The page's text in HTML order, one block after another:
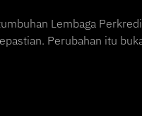
Lembaga
Perubahan itu